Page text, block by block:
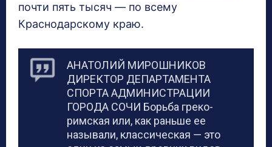
почти пять тысяч — по всему
Краснодарскому краю.
АНАТОЛИЙ МИРОШНИКОВ
ДИРЕКТОР ДЕПАРТАМЕНТА
СПОРТА АДМИНИСТРАЦИИ
ГОРОДА СОЧИ Борьба греко-
римская или, как раньше ее
называли, классическая — это